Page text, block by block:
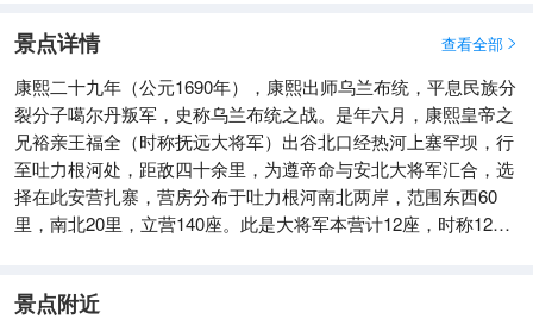
景点详情 查看全部 
康熙二十九年（公元1690年），康熙出师乌兰布统，平息民族分
裂分子噶尔丹叛军，史称乌兰布统之战。是年六月，康熙皇帝之
兄裕亲王福全（时称抚远大将军）出谷北口经热河上塞罕坝，行
至吐力根河处，距敌四十余里，为遵帝命与安北大将军汇合，选
择在此安营扎寨，营房分布于吐力根河南北两岸，范围东西60
里，南北20里，立营140座。此是大将军本营计12座，时称12座
站在十二座连营的遗址上，仿佛闻嗅到了300年前狼烟点燃后的
景点附近